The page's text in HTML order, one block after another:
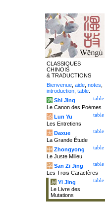
CLASSIQUES
CHINOIS
& TRADUCTIONS
Bienvenue aide notes
introduction table
table
诗 Shi Jing
Le Canon des Poèmes
table
论 Lun Yu
Les Entretiens
table
大 Daxue
La Grande Étude
table
中 Zhongyong
Le Juste Milieu
table
字 San Zi Jing
Les Trois Caractères
table
易 Yi Jing
Le Livre des
Mutations